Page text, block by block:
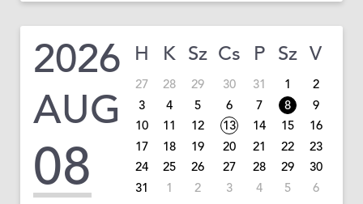
2026
AUG
08
H K Sz Cs P Sz V
27 28 29 30 31 1
2
3
4 5 6 7 8
9
10
11 12 13 14 15
16
17
18 19 20 21 22
23
24
25 26 27 28 29
30
31
1 2 3 4 5 6